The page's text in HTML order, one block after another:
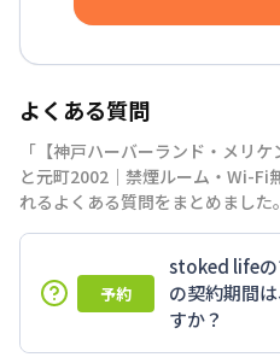
よくある質問
「【神戸ハーバーランド・メリ
と元町2002｜禁煙ルーム・Wi-Fi
れるよくある質問をまとめました。
予約
stoked lifeの
の契約期間
すか？